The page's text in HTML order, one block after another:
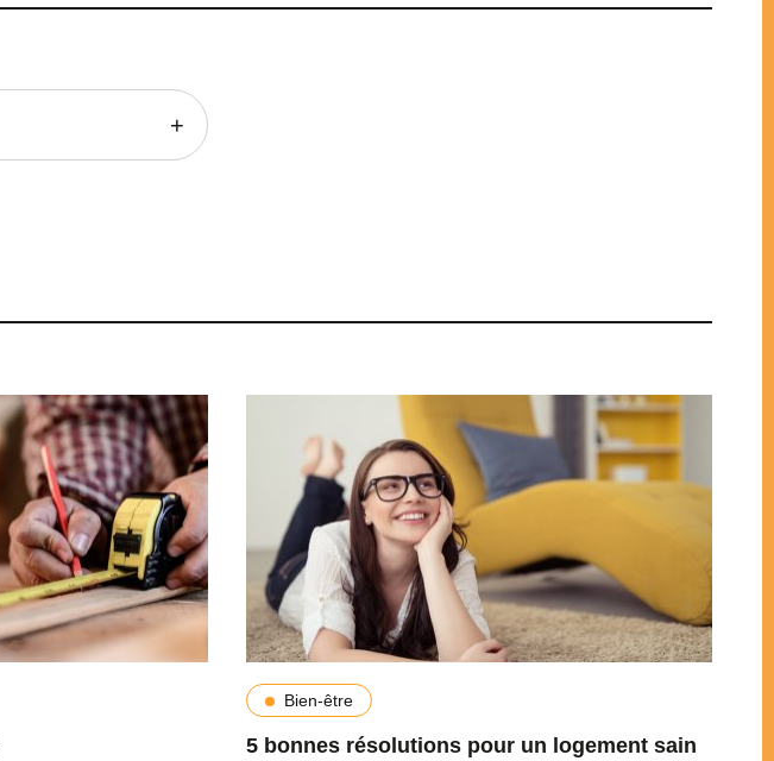
Bien-être
5 bonnes résolutions pour un logement sain